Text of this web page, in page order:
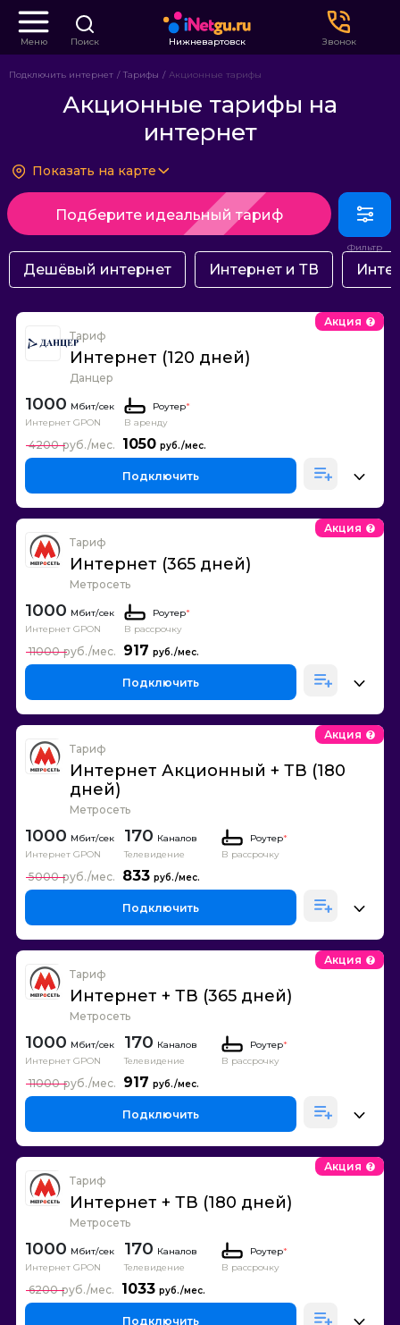
Меню Поиск Нижневартовск Звонок
Подключить интернет Тарифы Акционные тарифы
Акционные тарифы на
интернет
Показать на карте
Подберите идеальный тариф
Дешёвый интернет Интернет и ТВ
Тариф
Интернет (120 дней)
Данцер
Акция
1000
Интернет GPON
Роутер*
В аренду
1050
4200
Подключить
Тариф
Интернет (365 дней)
Метросеть
Акция
1000
Интернет GPON
Роутер*
В рассрочку
917
11000
Подключить
Тариф
Интернет Акционный + ТВ (180
дней)
Метросеть
Акция
1000
Интернет GPON
170 Каналов
Телевидение
Роутер*
В рассрочку
833
5000
Подключить
Тариф
Интернет + ТВ (365 дней)
Метросеть
Акция
1000
Интернет GPON
170 Каналов
Телевидение
Роутер*
В рассрочку
917
11000
Подключить
Тариф
Интернет + ТВ (180 дней)
Метросеть
Акция
1000
Интернет GPON
170 Каналов
Телевидение
Роутер*
В рассрочку
1033
6200
Подключить